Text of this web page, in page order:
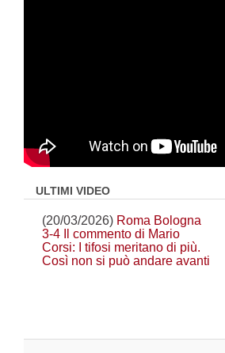
ULTIMI VIDEO
(20/03/2026) Roma Bologna
3-4 Il commento di Mario
Corsi: I tifosi meritano di più.
Così non si può andare avanti